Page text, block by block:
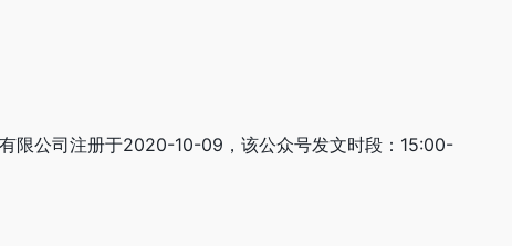
限公司注册于2020-10-09，该公众号发文时段：15:00-